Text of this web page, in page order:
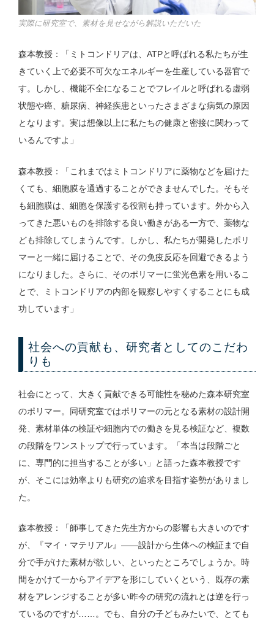
実際に研究室で、素材を見せながら解説いただいた
森本教授：「ミトコンドリアは、ATPと呼ばれる私たちが生
きていく上で必要不可欠なエネルギーを生産している器官で
す。しかし、機能不全になることでフレイルと呼ばれる虚弱
状態や癌、糖尿病、神経疾患といったさまざまな病気の原因
となります。実は想像以上に私たちの健康と密接に関わって
いるんですよ」
森本教授：「これまではミトコンドリアに薬物などを届けた
くても、細胞膜を通過することができませんでした。そもそ
も細胞膜は、細胞を保護する役割も持っています。外から入
ってきた悪いものを排除する良い働きがある一方で、薬物な
ども排除してしまうんです。しかし、私たちが開発したポリ
マーと一緒に届けることで、その免疫反応を回避できるよう
になりました。さらに、そのポリマーに蛍光色素を用いるこ
とで、ミトコンドリアの内部を観察しやすくすることにも成
功しています」
社会への貢献も、研究者としてのこだわ
りも
社会にとって、大きく貢献できる可能性を秘めた森本研究室
のポリマー。同研究室ではポリマーの元となる素材の設計開
発、素材単体の検証や細胞内での働きを見る検証など、複数
の段階をワンストップで行っています。「本当は段階ごと
に、専門的に担当することが多い」と語った森本教授です
が、そこには効率よりも研究の追求を目指す姿勢がありまし
た。
森本教授：「師事してきた先生方からの影響も大きいのです
が、『マイ・マテリアル』——設計から生体への検証まで自
分で手がけた素材が欲しい、といったところでしょうか。時
間をかけて一からアイデアを形にしていくという、既存の素
材をアレンジすることが多い昨今の研究の流れとは逆を行っ
ているのですが……。でも、自分の子どもみたいで、とても